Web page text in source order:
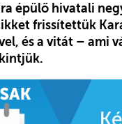
épülő hivatali
frissítettük
és a vitát – ami